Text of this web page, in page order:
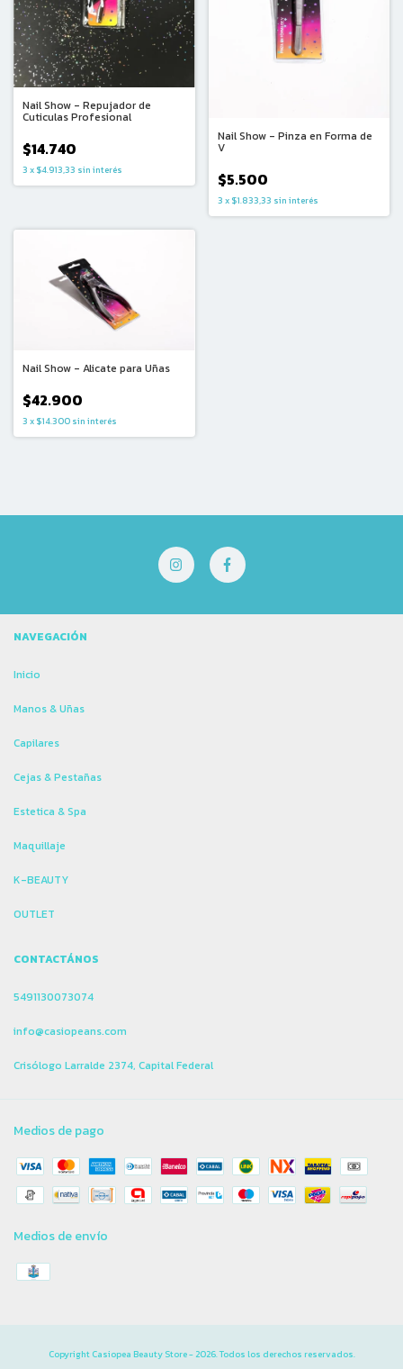
Nail Show - Repujador de
Cuticulas Profesional
$14.740
3 x $4.913,33 sin interés
Nail Show - Pinza en Forma de
V
$5.500
3 x $1.833,33 sin interés
Nail Show - Alicate para Uñas
$42.900
3 x $14.300 sin interés
NAVEGACIÓN
Inicio
Manos & Uñas
Capilares
Cejas & Pestañas
Estetica & Spa
Maquillaje
K-BEAUTY
OUTLET
CONTACTÁNOS
5491130073074
info@casiopeans.com
Crisólogo Larralde 2374, Capital Federal
Medios de pago
Medios de envío
Copyright Casiopea Beauty Store - 2026. Todos los derechos reservados.